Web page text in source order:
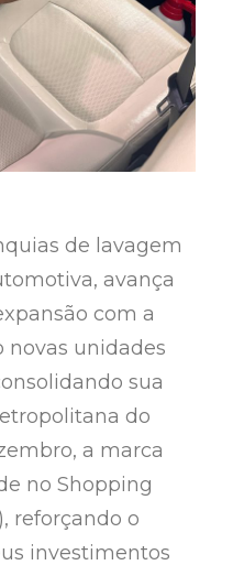
de lavagem
avança
com a
novas unidades
sua
do
a marca
no Shopping
reforçando o
investimentos